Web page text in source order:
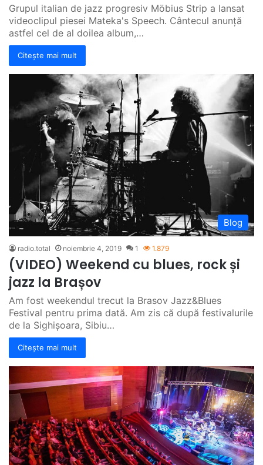
Grupul italian de jazz progresiv Möbius Strip a lansat
videoclipul piesei Mateka's Speech. Cântecul anunță
astfel cel de al doilea album,…
Citește mai mult
Blog
radio.total noiembrie 4, 2019 1 1.879
(VIDEO) Weekend cu blues, rock și
jazz la Brașov
Am fost weekendul trecut la Brasov Jazz&Blues
Festival pentru prima dată. Am zis că după festivalurile
de la Sighișoara, Sibiu…
Citește mai mult